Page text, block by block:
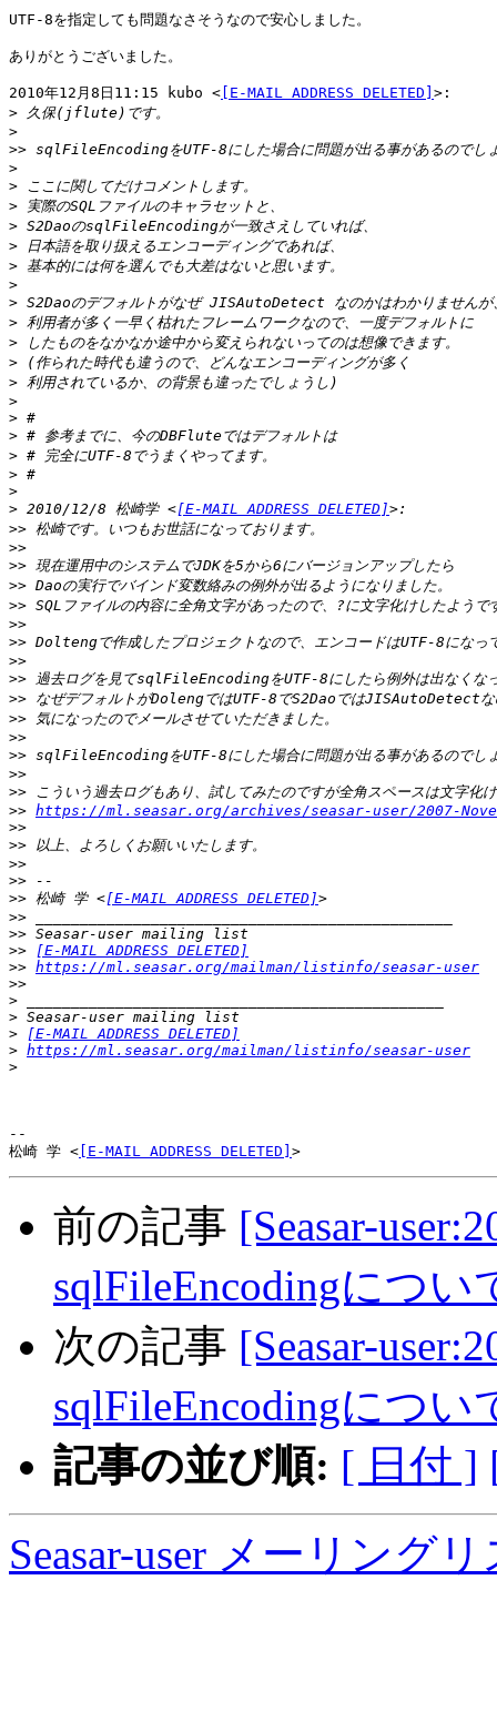
UTF-8を指定しても問題なさそうなので安心しました。
ありがとうございました。
2010年12月8日11:15 kubo < [E-MAIL ADDRESS DELETED] >:
>
>
>>
>
>
>
>
>
>
>
>
>
>
>
>
>
>
>
>
>
>
> 2010/12/8 松崎学 <[E-MAIL ADDRESS DELETED]
>>
>>
>>
>>
>>
>>
>>
>>
>>
>>
>>
>>
>>
>>
>>
>> https://ml.seasar.org/archives/seasar-user/2007-
>>
>>
>>
>>
>> 松崎 学 <[E-MAIL ADDRESS DELETED]
>>
>>
>>
[E-MAIL ADDRESS DELETED]
>> https://ml.seasar.org/mailman/listinfo/seasar-user
>>
>
>
>
[E-MAIL ADDRESS DELETED]
> https://ml.seasar.org/mailman/listinfo/seasar-user
>
--
松崎 学 < [E-MAIL ADDRESS DELETED]
前の記事 [Seasar-
sqlFileEncodingについ
次の記事 [Seasar-
sqlFileEncodingについ
記事の並び順: [ 日付 ]
Seasar-user メーリング